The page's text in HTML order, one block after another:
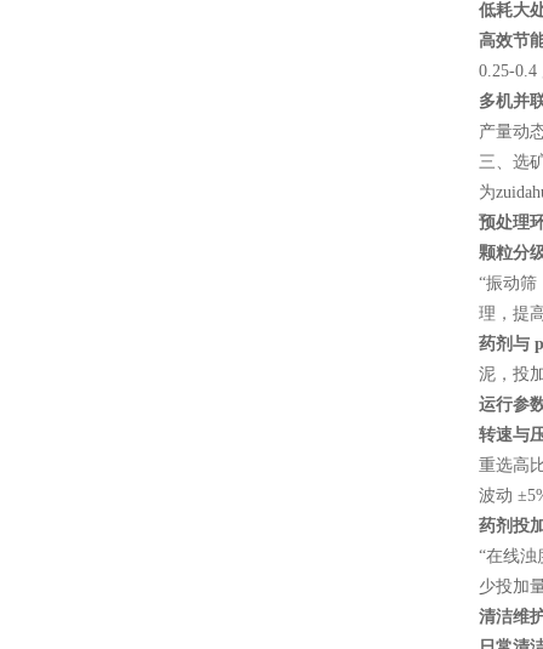
低耗大
高效节
0.25-
多机并
产量动
三、选
为
预处理
颗粒分
“振动筛
理，提
药剂与
泥，投
运行参
转速与
重选高
波动
药剂投
“在线
少投加
清洁维